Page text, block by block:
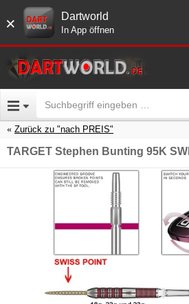
× Dartworld
In App öffnen
Zurück zu "nach PREIS"
TARGET Stephen Bunting 95K